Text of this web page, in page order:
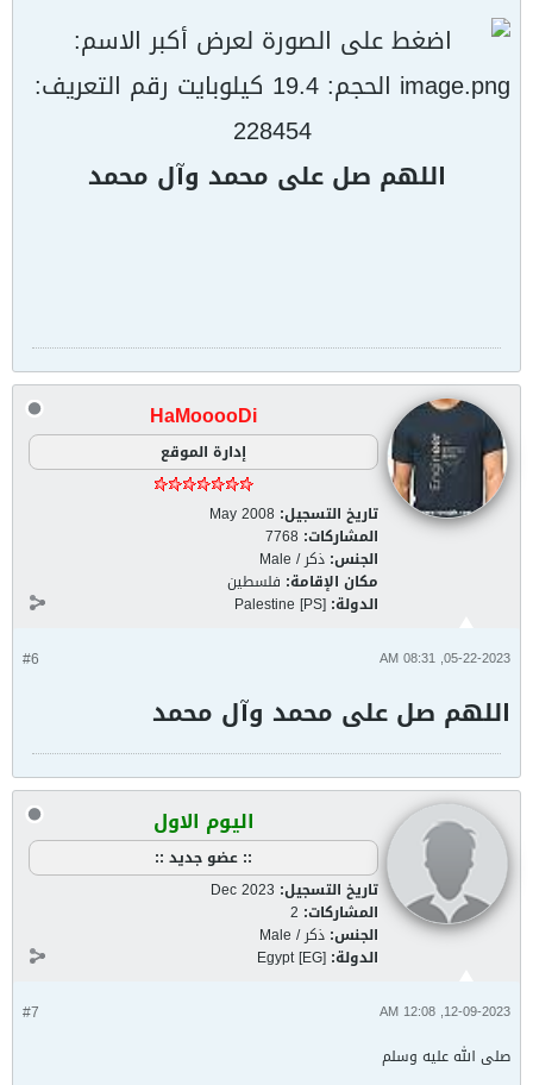
اللهم صل على محمد وآل محمد
HaMooooDi
إدارة الموقع
تاريخ التسجيل: May 2008
المشاركات: 7768
الجنس: ذكر / Male
مكان الإقامة: فلسطين
الدولة: Palestine [PS]
#6 05-22-2023, 08:31 AM
اللهم صل على محمد وآل محمد
اليوم الاول
:: عضو جديد ::
تاريخ التسجيل: Dec 2023
المشاركات: 2
الجنس: ذكر / Male
الدولة: Egypt [EG]
#7 12-09-2023, 12:08 AM
صلى الله عليه وسلم